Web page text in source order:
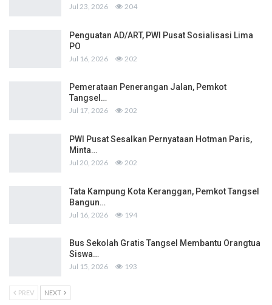
Jul 23, 2026 204
Penguatan AD/ART, PWI Pusat Sosialisasi Lima
PO
Jul 16, 2026 202
Pemerataan Penerangan Jalan, Pemkot
Tangsel…
Jul 17, 2026 202
PWI Pusat Sesalkan Pernyataan Hotman Paris,
Minta…
Jul 20, 2026 202
Tata Kampung Kota Keranggan, Pemkot Tangsel
Bangun…
Jul 16, 2026 194
Bus Sekolah Gratis Tangsel Membantu Orangtua
Siswa…
Jul 15, 2026 193
PREV NEXT